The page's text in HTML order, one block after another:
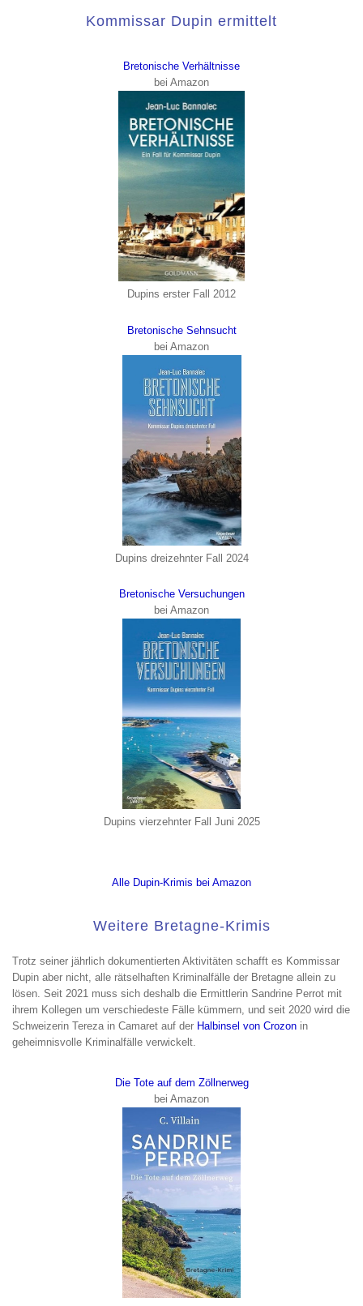
Kommissar Dupin ermittelt
Bretonische Verhältnisse
bei Amazon
Dupins erster Fall 2012
Bretonische Sehnsucht
bei Amazon
Dupins dreizehnter Fall 2024
Bretonische Versuchungen
bei Amazon
Dupins vierzehnter Fall Juni 2025
Alle Dupin-Krimis bei Amazon
Weitere Bretagne-Krimis
Trotz seiner jährlich dokumentierten Aktivitäten schafft es Kommissar
Dupin aber nicht, alle rätselhaften Kriminalfälle der Bretagne allein zu
lösen. Seit 2021 muss sich deshalb die Ermittlerin Sandrine Perrot mit
ihrem Kollegen um verschiedeste Fälle kümmern, und seit 2020 wird die
Schweizerin Tereza in Camaret auf der Halbinsel von Crozon in
geheimnisvolle Kriminalfälle verwickelt.
Die Tote auf dem Zöllnerweg
bei Amazon